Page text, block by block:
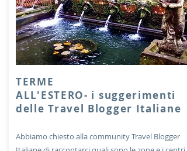
TERME
ALL'ESTERO- i suggerimenti
delle Travel Blogger Italiane
Abbiamo chiesto alla community Travel Blogger